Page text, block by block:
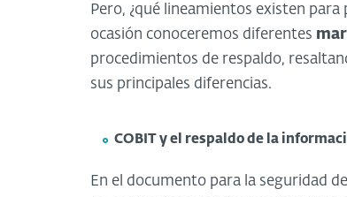
Pero, ¿qué lineamientos existen
ocasión conoceremos diferentes
procedimientos de respaldo,
sus principales diferencias.
COBIT y el respaldo de la
En el documento para la seguridad